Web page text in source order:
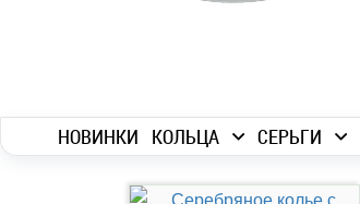
НОВИНКИ КОЛЬЦА СЕРЬГИ